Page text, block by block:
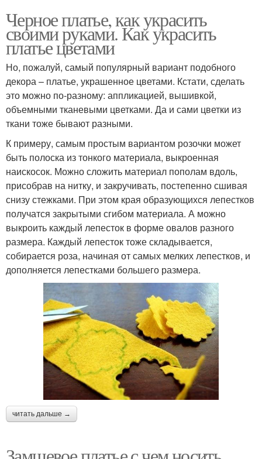
Черное платье, как украсить
своими руками. Как украсить
платье цветами
Но, пожалуй, самый популярный вариант подобного
декора – платье, украшенное цветами. Кстати, сделать
это можно по-разному: аппликацией, вышивкой,
объемными тканевыми цветками. Да и сами цветки из
ткани тоже бывают разными.
К примеру, самым простым вариантом розочки может
быть полоска из тонкого материала, выкроенная
наискосок. Можно сложить материал пополам вдоль,
присобрав на нитку, и закручивать, постепенно сшивая
снизу стежками. При этом края образующихся лепестков
получатся закрытыми сгибом материала. А можно
выкроить каждый лепесток в форме овалов разного
размера. Каждый лепесток тоже складывается,
собирается роза, начиная от самых мелких лепестков, и
дополняется лепестками большего размера.
читать дальше →